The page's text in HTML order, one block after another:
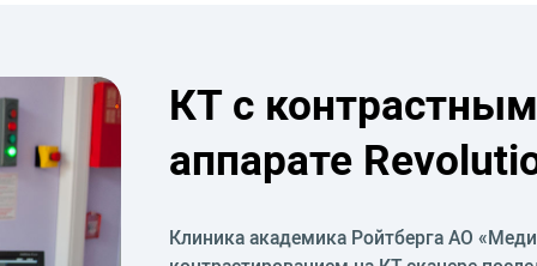
КТ с
аппарате
Клиника академика Ройтберга АО